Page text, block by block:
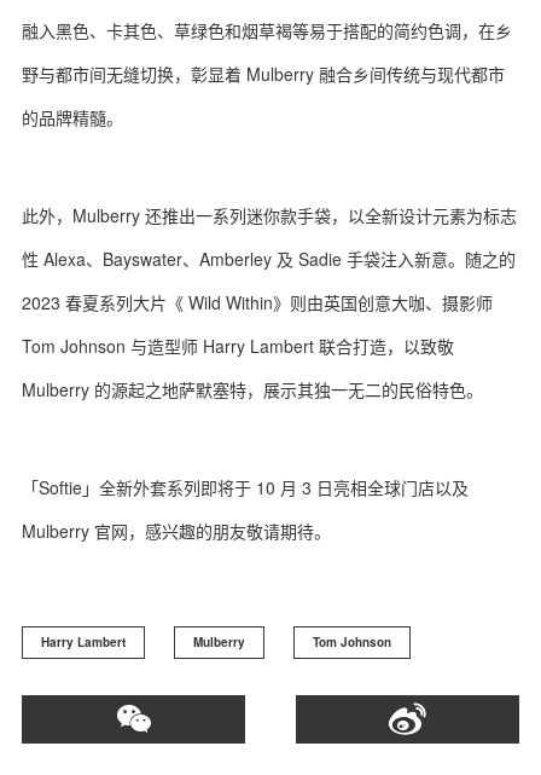
融入黑色、卡其色、草绿色和烟草褐等易于搭配的简约色调，在乡
野与都市间无缝切换，彰显着 Mulberry 融合乡间传统与现代都市
的品牌精髓。
此外，Mulberry 还推出一系列迷你款手袋，以全新设计元素为标志
性 Alexa、Bayswater、Amberley 及 Sadie 手袋注入新意。随之的
2023 春夏系列大片《 Wild Within》则由英国创意大咖、摄影师
Tom Johnson 与造型师 Harry Lambert 联合打造，以致敬
Mulberry 的源起之地萨默塞特，展示其独一无二的民俗特色。
「Softie」全新外套系列即将于 10 月 3 日亮相全球门店以及
Mulberry 官网，感兴趣的朋友敬请期待。
Harry Lambert Mulberry Tom Johnson